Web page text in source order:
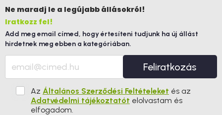
Ne maradj le a legújabb állásokról!
Iratkozz fel!
Add meg email címed, hogy értesíteni tudjunk ha új állást
hirdetnek meg ebben a kategóriában.
Feliratkozás
Az Általános Szerződési Feltételeket és az
Adatvédelmi tájékoztatót elolvastam és
elfogadom.